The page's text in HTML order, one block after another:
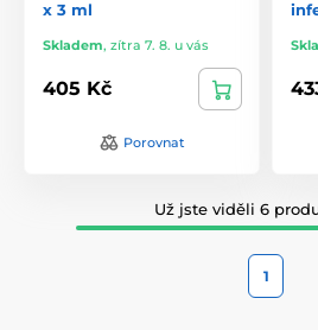
x 3 ml
Skladem, zítra 7. 8. u vás
405 Kč
Porovnat
Už jste viděli 6
1